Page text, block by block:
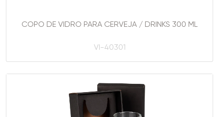
COPO DE VIDRO PARA CERVEJA / DRINKS 300 ML
VI-40301